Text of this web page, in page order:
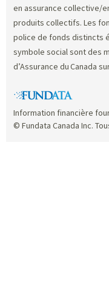
en assurance collective/
produits collectifs. Les
police de fonds distincts
symbole social sont des
d’Assurance du Canada
Information financière
© Fundata Canada Inc.